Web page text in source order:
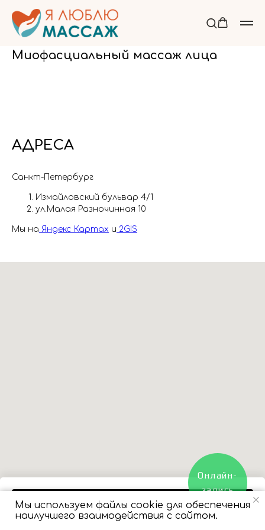
Миофасциальный массаж лица
BUY NOW
АДРЕСА
Санкт-Петербург
Измайловский бульвар 4/1
ул.Малая Разночинная 10
Мы на Яндекс Картах и 2GIS
Мы используем файлы cookie для обеспечения
наилучшего взаимодействия с сайтом.
Онлайн-
запись